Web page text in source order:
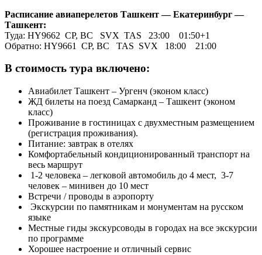
Расписание авиаперелетов Ташкент — Екатеринбург —
Ташкент:
Туда: HY9662 СР, ВС SVX TAS 23:00 01:50+1
Обратно: HY9661 СР, ВС TAS SVX 18:00 21:00
В стоимость тура включено:
Авиабилет Ташкент – Ургенч (эконом класс)
ЖД билеты на поезд Самарканд – Ташкент (эконом
класс)
Проживание в гостиницах с двухместным размещением
(регистрация проживания).
Питание: завтрак в отелях
Комфортабельный кондиционированный транспорт на
весь маршрут
1-2 человека – легковой автомобиль до 4 мест, 3-7
человек – минивен до 10 мест
Встречи / проводы в аэропорту
Экскурсии по памятникам и монументам на русском
языке
Местные гиды экскурсоводы в городах на все экскурсии
по программе
Хорошее настроение и отличный сервис